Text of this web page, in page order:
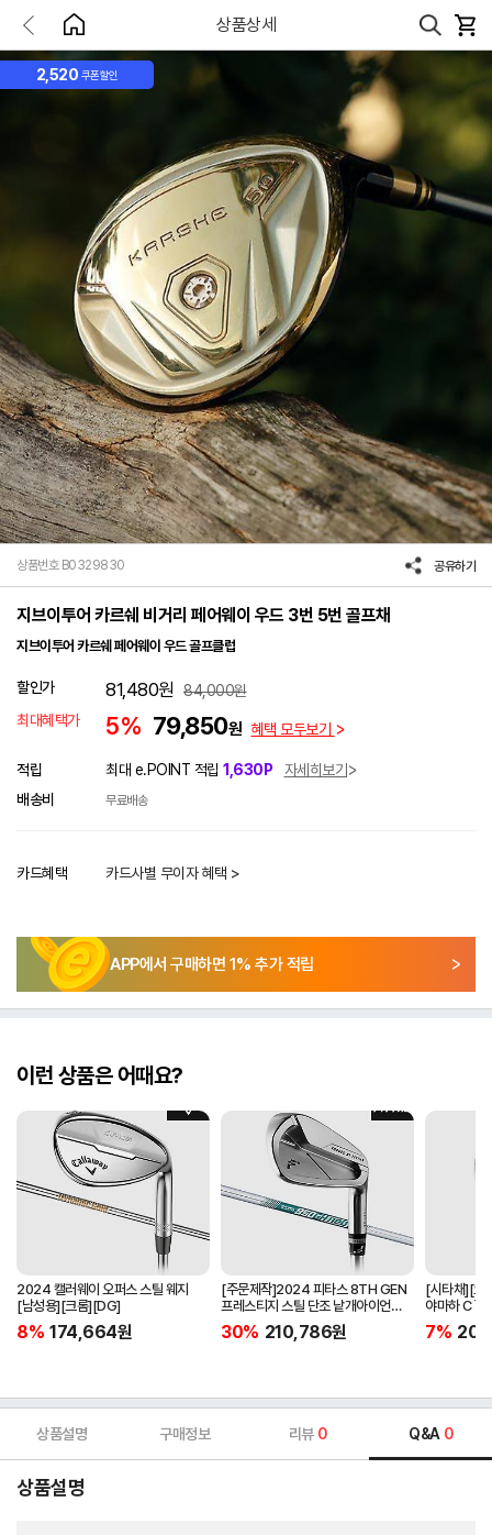
상품상세
2,520 쿠폰할인
상품번호 B0329830 공유하기
지브이투어 카르쉐 비거리 페어웨이 우드 3번 5번 골프채
지브이투어 카르쉐 페어웨이 우드 골프클럽
할인가 81,480원 84,000원
최대혜택가
5% 79,850원 혜택 모두보기
적립 최대 e.POINT 적립 1,630P
자세히보기
배송비
무료배송
카드혜택 카드사별 무이자 혜택 >
APP에서 구매하면 1% 추가 적립
이런 상품은 어때요?
2024 캘러웨이 오퍼스 스틸 웨지
[남성용][크롬][DG]
8% 174,664원
[주문제작]2024 피타스 8TH GEN
프레스티지 스틸 단조 낱개아이언
[남성용][4번][NSPRO950GH
NEO]
30% 210,786원
[시타채][오
야마하 C`s
[여성용][화
ORIGINAL]
7%
상품설명 구매정보 리뷰 0 Q&A 0
상품설명